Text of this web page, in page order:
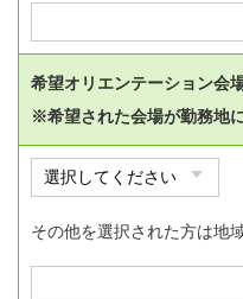
希望オリエンテーション会
※希望された会場が勤務地
その他を選択された方は地